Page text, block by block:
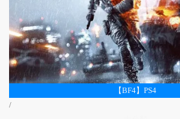
【BF4】PS4
/